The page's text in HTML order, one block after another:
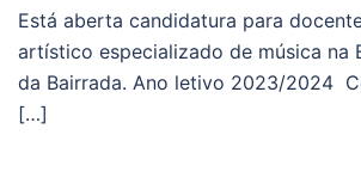
Está aberta candidatura para
artístico especializado de música na
da Bairrada. Ano letivo 2023/2024
[…]